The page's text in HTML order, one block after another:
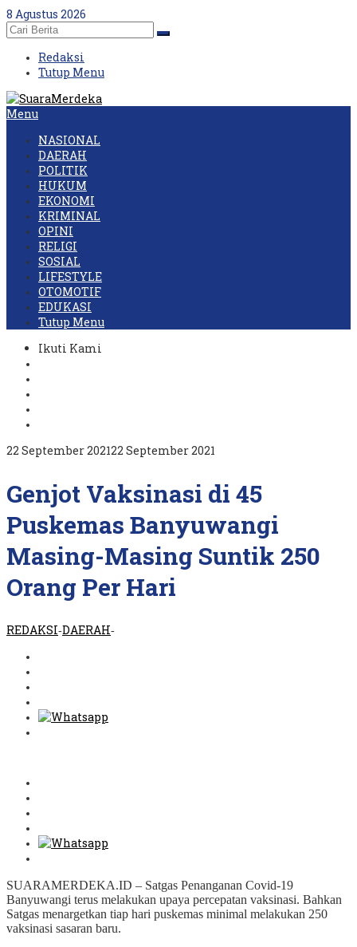
Skip
to
content
8 Agustus 2026
Redaksi
Tutup Menu
Menu
NASIONAL
DAERAH
POLITIK
HUKUM
EKONOMI
KRIMINAL
OPINI
RELIGI
SOSIAL
LIFESTYLE
OTOMOTIF
EDUKASI
Tutup Menu
Ikuti Kami
22 September 202122 September 2021
Genjot Vaksinasi di 45
Puskemas Banyuwangi
Masing-Masing Suntik 250
Orang Per Hari
REDAKSI-DAERAH-
SUARAMERDEKA.ID – Satgas Penanganan Covid-19
Banyuwangi terus melakukan upaya percepatan vaksinasi. Bahkan
Satgas menargetkan tiap hari puskemas minimal melakukan 250
vaksinasi sasaran baru.